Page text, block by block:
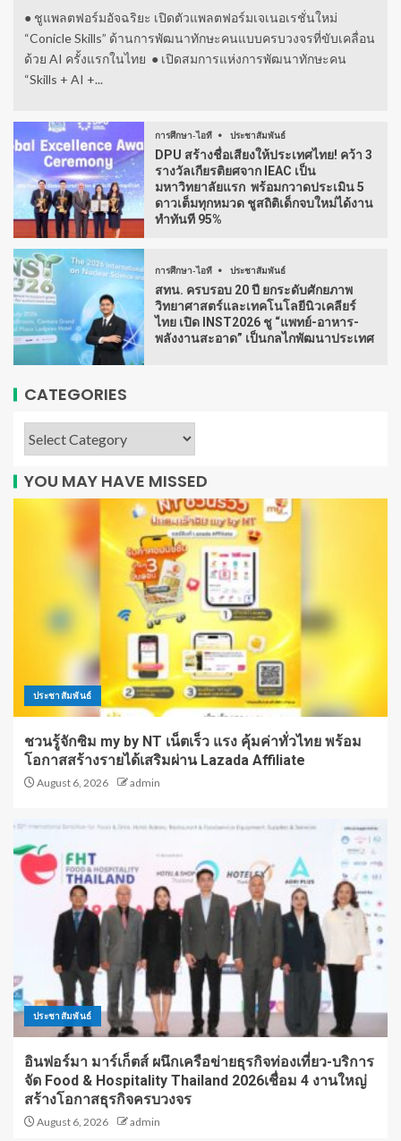
● ชูแพลตฟอร์มอัจฉริยะ เปิดตัวแพลตฟอร์มเจเนอเรชั่นใหม่
“Conicle Skills” ด้านการพัฒนาทักษะคนแบบครบวงจรที่ขับเคลื่อน
ด้วย AI ครั้งแรกในไทย ● เปิดสมการแห่งการพัฒนาทักษะคน
“Skills + AI +...
การศึกษา-ไอที ประชาสัมพันธ์
DPU สร้างชื่อเสียงให้ประเทศไทย! คว้า 3
รางวัลเกียรติยศจาก IEAC เป็น
มหาวิทยาลัยแรก พร้อมกวาดประเมิน 5
ดาวเต็มทุกหมวด ชูสถิติเด็กจบใหม่ได้งาน
ทำทันที 95%
การศึกษา-ไอที ประชาสัมพันธ์
สทน. ครบรอบ 20 ปี ยกระดับศักยภาพ
วิทยาศาสตร์และเทคโนโลยีนิวเคลียร์
ไทย เปิด INST2026 ชู “แพทย์-อาหาร-
พลังงานสะอาด” เป็นกลไกพัฒนาประเทศ
CATEGORIES
YOU MAY HAVE MISSED
ประชาสัมพันธ์
ชวนรู้จักซิม my by NT เน็ตเร็ว แรง คุ้มค่าทั่วไทย พร้อม
โอกาสสร้างรายได้เสริมผ่าน Lazada Affiliate
August 6, 2026 admin
ประชาสัมพันธ์
อินฟอร์มา มาร์เก็ตส์ ผนึกเครือข่ายธุรกิจท่องเที่ยว-บริการ
จัด Food & Hospitality Thailand 2026เชื่อม 4 งานใหญ่
สร้างโอกาสธุรกิจครบวงจร
August 6, 2026 admin